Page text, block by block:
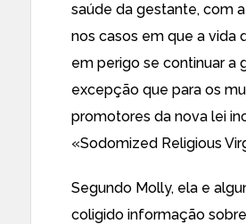
saúde da gestante, com
nos casos em que a vida
em perigo se continuar a
excepção que para os
promotores da nova lei
«Sodomized Religious
Segundo Molly, ela e
coligido informação